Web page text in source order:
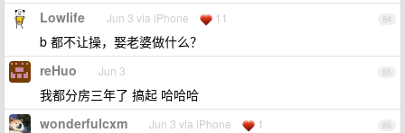
84
Lowlife Jun 3 via iPhone 11
b 都不让操，娶老婆做什么？
85
reHuo Jun 3
我都分房三年了 搞起 哈哈哈
86
wonderfulcxm Jun 3 via iPhone 1